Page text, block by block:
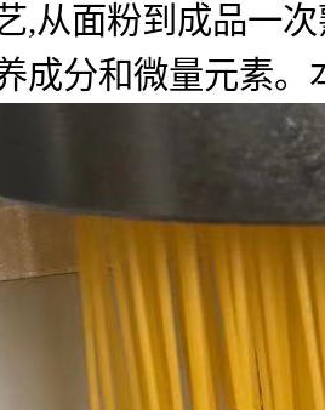
,从面粉到成品一
成分和微量元素